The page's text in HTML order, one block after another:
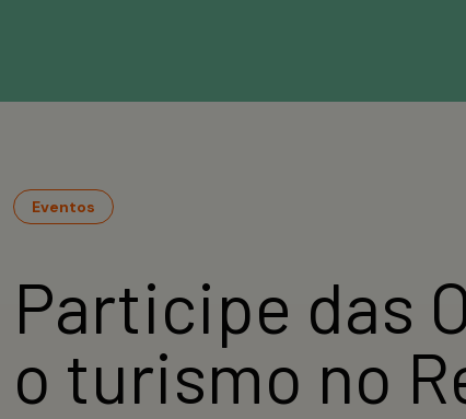
Eventos
Participe das
o turismo no